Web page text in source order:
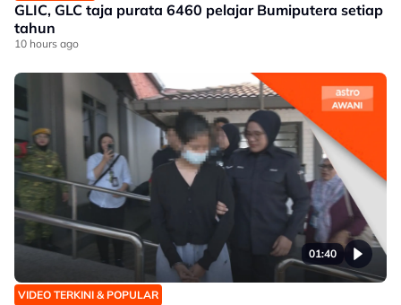
GLIC, GLC taja purata 6460 pelajar Bumiputera setiap
tahun
10 hours ago
01:40
VIDEO TERKINI & POPULAR